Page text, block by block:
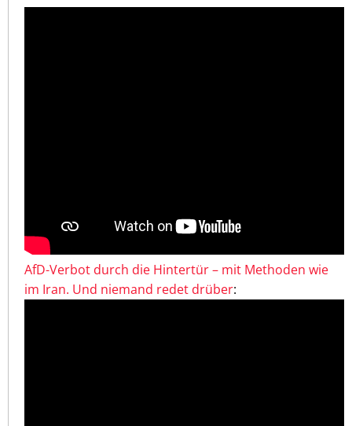
AfD-Verbot durch die Hintertür – mit Methoden wie
im Iran. Und niemand redet drüber: